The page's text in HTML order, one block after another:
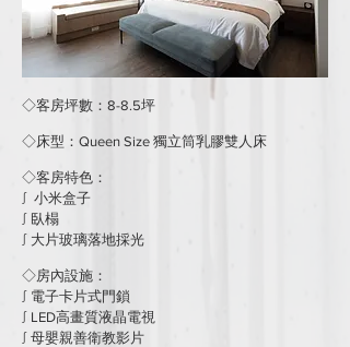
◇客房坪數：8-8.5坪
◇床型：Queen Size 獨立筒乳膠雙人床
◇客房特色：
​∫ 小米盒子
∫ 臥榻
∫ 大片玻璃落地採光
◇房內設施：
∫ 電子卡片式門鎖
∫ LED高畫質液晶電視
∫ 母嬰親善衛教影片